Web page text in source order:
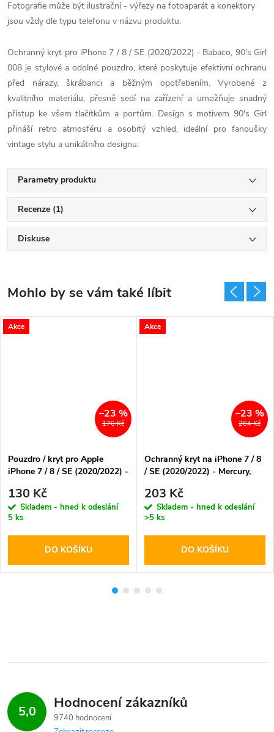
Fotografie může být ilustrační - výřezy na fotoaparát a konektory
jsou vždy dle typu telefonu v názvu produktu.
Ochranný kryt pro iPhone 7 / 8 / SE (2020/2022) - Babaco, 90's Girl
008 je stylové a odolné pouzdro, které poskytuje efektivní ochranu
před nárazy, škrábanci a běžným opotřebením. Vyrobené z
kvalitního materiálu, přesně sedí na zařízení a umožňuje snadný
přístup ke všem tlačítkům a portům. Design s motivem 90's Girl
přináší retro atmosféru a osobitý vzhled, ideální pro fanoušky
vintage stylu a unikátního designu.
Parametry produktu
Recenze (1)
Diskuse
Akce
170 Kč
–23 %
Pouzdro / kryt pro Apple
iPhone 7 / 8 / SE (2020/2022) -
130 Kč
Skladem - hned k odeslání
5 ks
DO KOŠÍKU
Akce
264 Kč
–23 %
Ochranný kryt na iPhone 7 / 8
/ SE (2020/2022) - Mercury,
203 Kč
Skladem - hned k odeslání
>5 ks
DO KOŠÍKU
5,0 Hodnocení zákazníků
9740 hodnocení